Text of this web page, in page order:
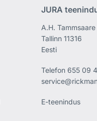
JURA
A.H.
Tallinn 11316
Eesti
Telefon 655 09
E-teenindus